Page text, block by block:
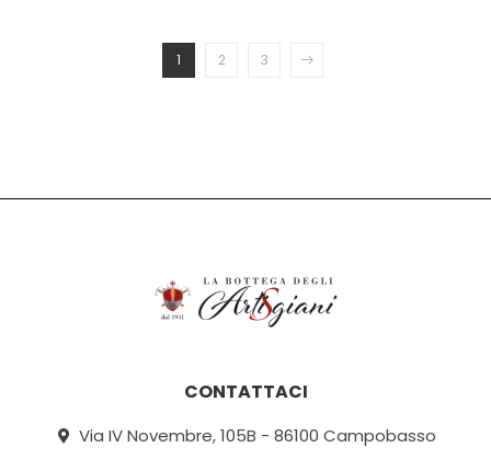
1 2 3
CONTATTACI
Via IV Novembre, 105B - 86100 Campobasso